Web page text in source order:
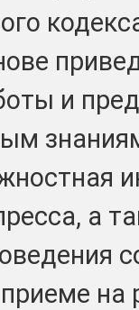
и
а
на